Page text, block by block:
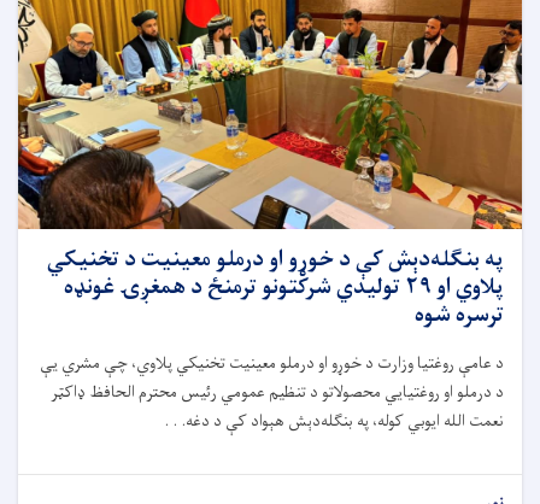
په بنګله‌دېش کې د خوړو او درملو معینیت د تخنیکي
پلاوي او ۲۹ تولیدي شرکتونو ترمنځ د همغږۍ غونډه
ترسره شوه
د عامې روغتیا وزارت د خوړو او درملو معینیت تخنیکي پلاوي، چې مشري یې
د درملو او روغتیايي محصولاتو د تنظیم عمومي رئیس محترم الحافظ ډاکټر
نعمت الله ایوبي کوله، په بنګله‌دېش هېواد کې د دغه. . .